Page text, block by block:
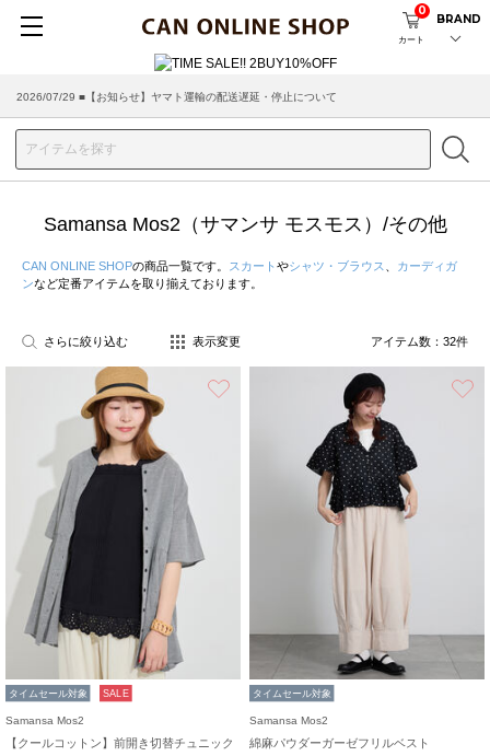
カート
0
BRAND
2026/07/29 ■【お知らせ】ヤマト運輸の配送遅延・停止について
Samansa Mos2（サマンサ モスモス）/その他
CAN ONLINE SHOPの商品一覧です。 スカート やシャツ・ブラウス
カーディガ
ンなど定番アイテムを取り揃えております。
さらに絞り込む 表示変更 アイテム数： 32件
タイムセール対象 SALE
Samansa Mos2
【クールコットン】前開き切替チュニック
タイムセール対象
Samansa Mos2
綿麻パウダーガーゼフリルベスト